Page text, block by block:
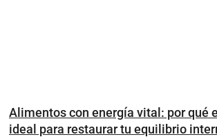
Alimentos con energía vital: por qué
ideal para restaurar tu equilibrio